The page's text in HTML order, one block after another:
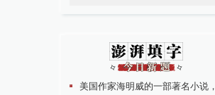
美国作家海明威的一部著名小说，